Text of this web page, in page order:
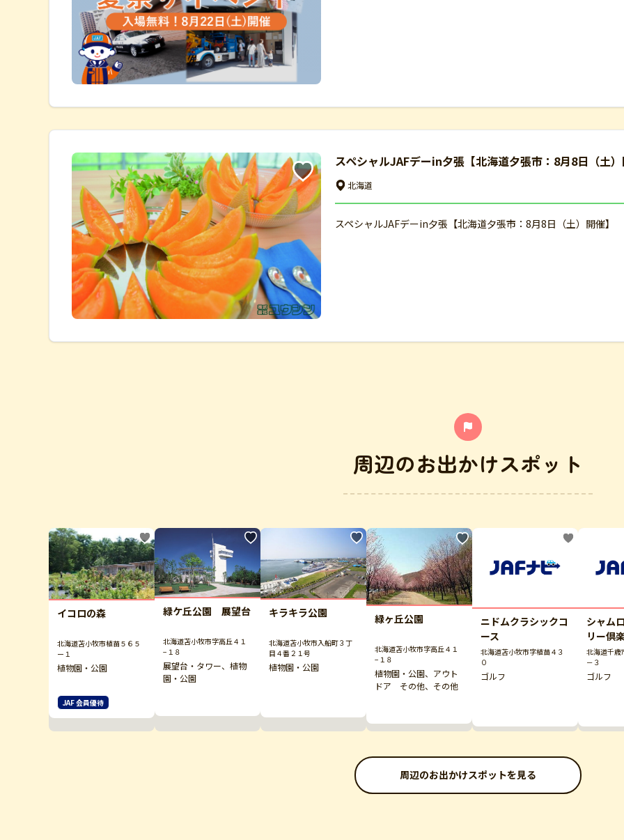
スペシャルJAFデーin夕張【北海道夕張市：8月8日（土
北海道
スペシャルJAFデーin夕張【北海道夕張市：8月8日（土）開催】
周辺のお出かけスポット
イコロの森
北海道苫小牧市植苗５６５
ー１
植物園・公園
JAF 会員優待
緑ケ丘公園 展望台
北海道苫小牧市字高丘４１
−１８
展望台・タワー、植物
園・公園
キラキラ公園
北海道苫小牧市入船町３丁
目４番２１号
植物園・公園
緑ヶ丘公園
北海道苫小牧市字高丘４１
−１８
植物園・公園、アウト
ドア その他、その他
ニドムクラシックコ
ース
北海道苫小牧市字植苗４３
０
ゴルフ
シャム
リー倶
北海道千歳
－３
ゴルフ
周辺のお出かけスポットを見る